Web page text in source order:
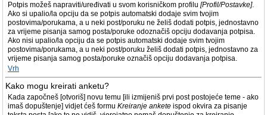
Potpis možeš napraviti/uređivati u svom korisničkom profilu [Profil/Postavke].
Ako si upalio/la opciju da se potpis automatski dodaje svim tvojim
postovima/porukama, a u neki post/poruku ne želiš dodati potpis, jednostavno
za vrijeme pisanja samog posta/poruke odoznačiš opciju dodavanja potpisa.
Ako nisi upalio/la opciju da se potpis automatski dodaje svim tvojim
postovima/porukama, a u neki post/poruku želiš dodati potpis, jednostavno za
vrijeme pisanja samog posta/poruke označiš opciju dodavanja potpisa.
Vrh
Kako mogu kreirati anketu?
Kada započneš [otvoriš] novu temu [ili izmijeniš prvi post postojeće teme - ako
imaš dopuštenje] vidjet ćeš formu Kreiranje ankete ispod okvira za pisanje